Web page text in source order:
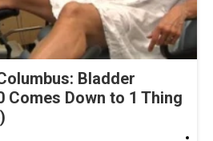
Bladder
Comes Down to 1 Thing